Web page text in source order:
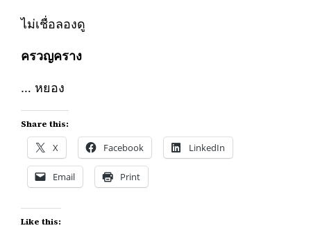
ไม่เชื่อลองดู
ครวญคราง
… หยอง
Share this:
X Facebook LinkedIn
Email Print
Like this: